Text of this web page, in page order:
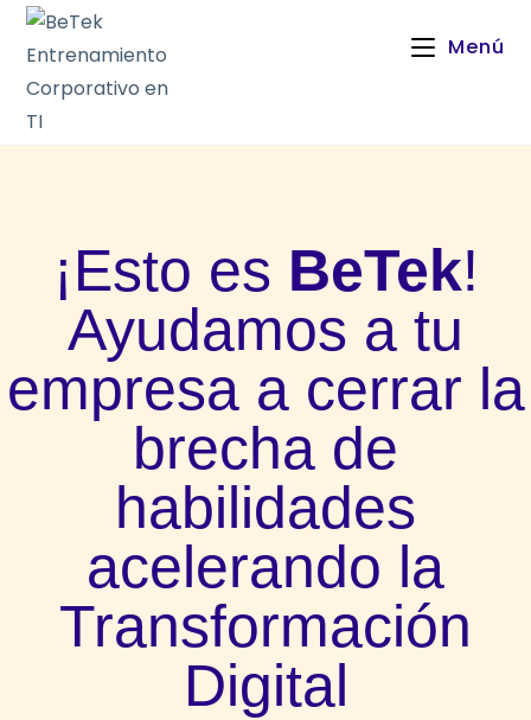
Menú
¡Esto es BeTek!
Ayudamos a tu
empresa a cerrar la
brecha de
habilidades
acelerando la
Transformación
Digital